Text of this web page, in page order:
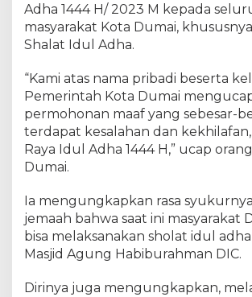
F
a
i
l
,
S
K
M
b
a
u
M
Adha 1444 H/ 2023 M kepada
masyarakat Kota Dumai,
Shalat Idul Adha.
“Kami atas nama pribadi beserta
Pemerintah Kota Dumai
permohonan maaf yang sebesar-
terdapat kesalahan dan
Raya Idul Adha 1444 H,” ucap
Dumai.
Ia mengungkapkan rasa
jemaah bahwa ‎saat ini masyarakat
bisa melaksanakan sholat idul
Masjid Agung Habiburahman‎ DIC.
Dirinya juga mengungkapkan,